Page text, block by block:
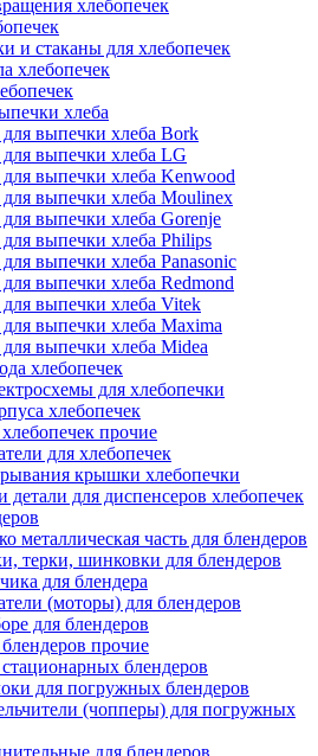
хлебопечек
и стаканы для хлебопечек
хлебопечек
хлеба
выпечки хлеба Bork
выпечки хлеба LG
выпечки хлеба Kenwood
выпечки хлеба Moulinex
выпечки хлеба Gorenje
выпечки хлеба Philips
выпечки хлеба Panasonic
выпечки хлеба Redmond
выпечки хлеба Vitek
выпечки хлеба Maxima
выпечки хлеба Midea
хлебопечек
для хлебопечки
хлебопечек
прочие
для хлебопечек
крышки хлебопечки
детали для диспенсеров хлебопечек
металлическая часть для блендеров
терки, шинковки для блендеров
для блендера
(моторы) для блендеров
для блендеров
прочие
блендеров
для погружных блендеров
(чопперы) для погружных